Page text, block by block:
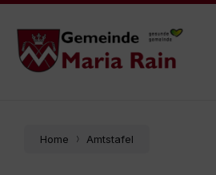
Skip
content
Skip
main
navigation
Skip
footer
Home Amtstafel